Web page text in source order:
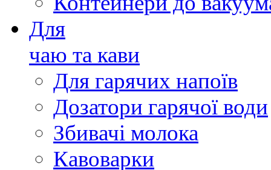
Для
чаю та кави
Для гарячих напоїв
Дозатори гарячої води
Збивачі молока
Кавоварки